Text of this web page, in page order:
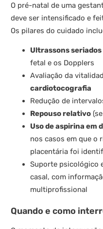
O pré-natal de uma
deve ser intensificado e
Os pilares do cuidado
Ultrassons seriados
fetal e os Dopplers
Avaliação da
cardiotocografia
Redução de
Repouso relativo
Uso de aspirina em
nos casos em que o
placentária foi
Suporte psicológico
casal, com
multiprofissional
Quando e como